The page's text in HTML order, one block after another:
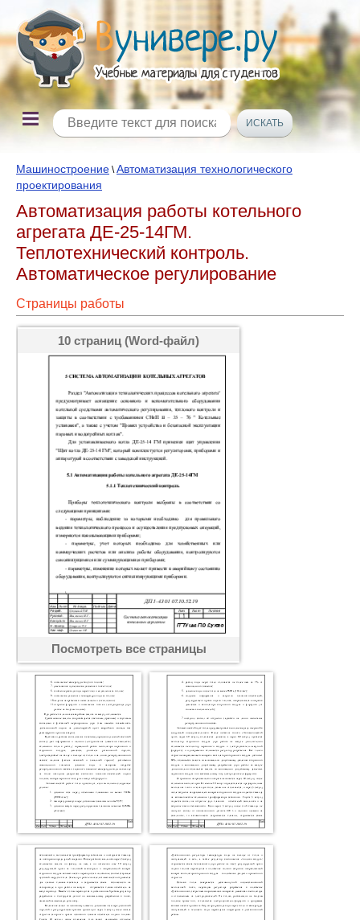
Машиностроение \Автоматизация технологического
проектирования
Автоматизация работы котельного
агрегата ДЕ-25-14ГМ.
Теплотехнический контроль.
Автоматическое регулирование
Страницы работы
10 страниц (Word-файл)
Посмотреть все страницы